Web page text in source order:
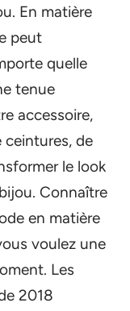
En matière
peut
quelle
tenue
accessoire,
ceintures, de
le look
Connaître
en matière
voulez une
Les
2018